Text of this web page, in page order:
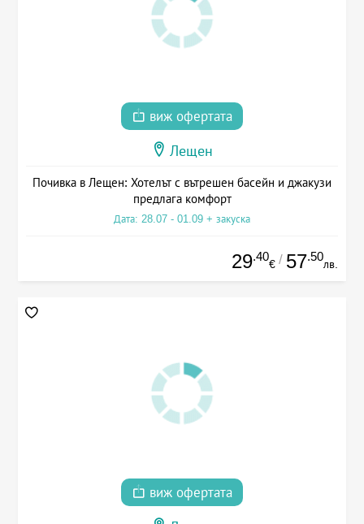
виж офертата
Лещен
Почивка в Лещен: Хотелът с вътрешен басейн и джакузи
предлага комфорт
Дата: 28.07 - 01.09 + закуска
29.40
€ / 57.50
лв.
виж офертата